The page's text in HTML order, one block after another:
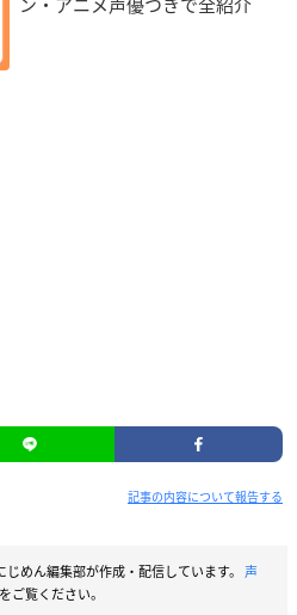
記事の内容について報告する
じめん編集部が作成・配信しています。 声
ご覧ください。